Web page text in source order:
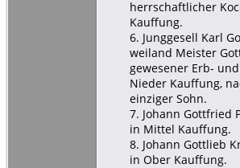
herrschaftlicher
Kauffung.
6. Junggesell Karl
weiland Meister
gewesener Erb-
Nieder Kauffung,
einziger Sohn.
7. Johann Gottfried
in Mittel Kauffung.
8. Johann Gottlieb
in Ober Kauffung.